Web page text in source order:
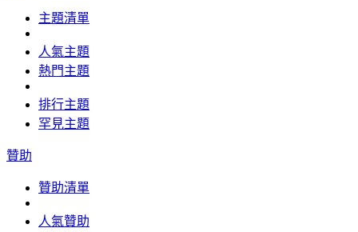
主題清單
人氣主題
熱門主題
排行主題
罕見主題
贊助
贊助清單
人氣贊助